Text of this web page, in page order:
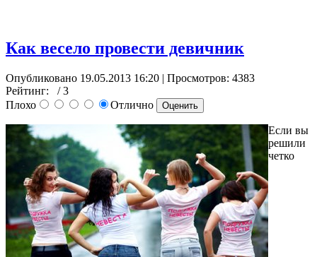
Как весело провести девичник
Опубликовано 19.05.2013 16:20 | Просмотров: 4383
Рейтинг:
/ 3
Плохо
Отлично
Если вы
решили
четко